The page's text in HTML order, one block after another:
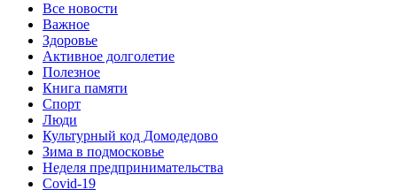
Все новости
Важное
Здоровье
Активное долголетие
Полезное
Книга памяти
Спорт
Люди
Культурный код Домодедово
Зима в подмосковье
Неделя предпринимательства
Covid-19